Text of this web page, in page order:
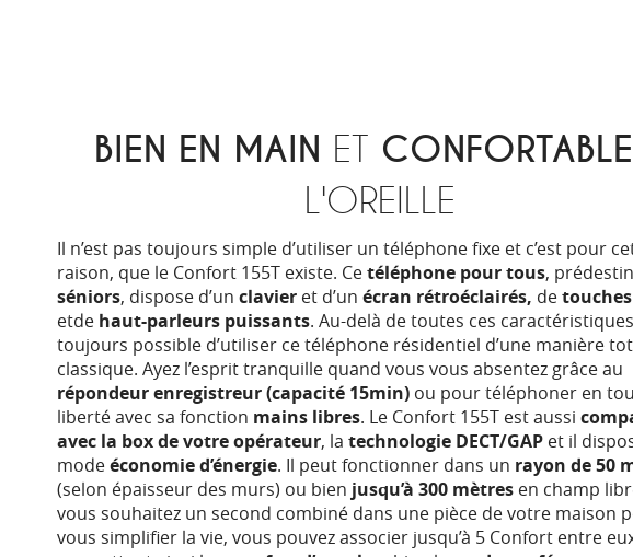
BIEN EN MAIN ET CONFORTABLE
L'OREILLE
Il n’est pas toujours simple d’utiliser un téléphone fixe et c’est pour
raison, que le Confort 155T existe. Cetéléphone pour tous,
séniors, dispose d’un clavier et d’un écran rétroéclairés, de
etde haut-parleurs puissants. Au-delà de toutes ces
toujours possible d’utiliser ce téléphone résidentiel d’une manière
classique. Ayez l’esprit tranquille quand vous vous absentez grâce au
répondeur enregistreur (capacité 15min) ou pour téléphoner en
liberté avec sa fonction mains libres. Le Confort 155T est aussi
avec la box de votre opérateur, la technologie DECT/GAP et il
modeéconomie d’énergie. Il peut fonctionner dans un rayon de 50
(selon épaisseur des murs) ou bien jusqu’à 300 mètres en champ
vous souhaitez un second combiné dans une pièce de votre maison
vous simplifier la vie, vous pouvez associer jusqu’à 5 Confort entre